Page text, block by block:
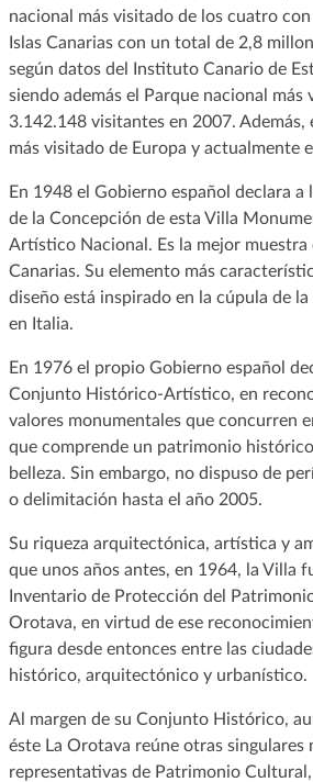
nacional más visitado de los cuatro
Islas Canarias con un total de 2,8
según datos del Instituto Canario de
siendo además el Parque nacional más
3.142.148 visitantes en 2007. Además,
más visitado de Europa y actualmente
En 1948 el Gobierno español declara a
de la Concepción de esta Villa
Artístico Nacional. Es la mejor
Canarias. Su elemento más
diseño está inspirado en la cúpula de
en Italia.
En 1976 el propio Gobierno español
Conjunto Histórico-Artístico, en
valores monumentales que concurren
que comprende un patrimonio
belleza. Sin embargo, no dispuso de
o delimitación hasta el año 2005.
Su riqueza arquitectónica, artística y
que unos años antes, en 1964, la Villa
Inventario de Protección del
Orotava, en virtud de ese
figura desde entonces entre las
histórico, arquitectónico y urbanístico.
Al margen de su Conjunto Histórico,
éste La Orotava reúne otras singulares
representativas de Patrimonio